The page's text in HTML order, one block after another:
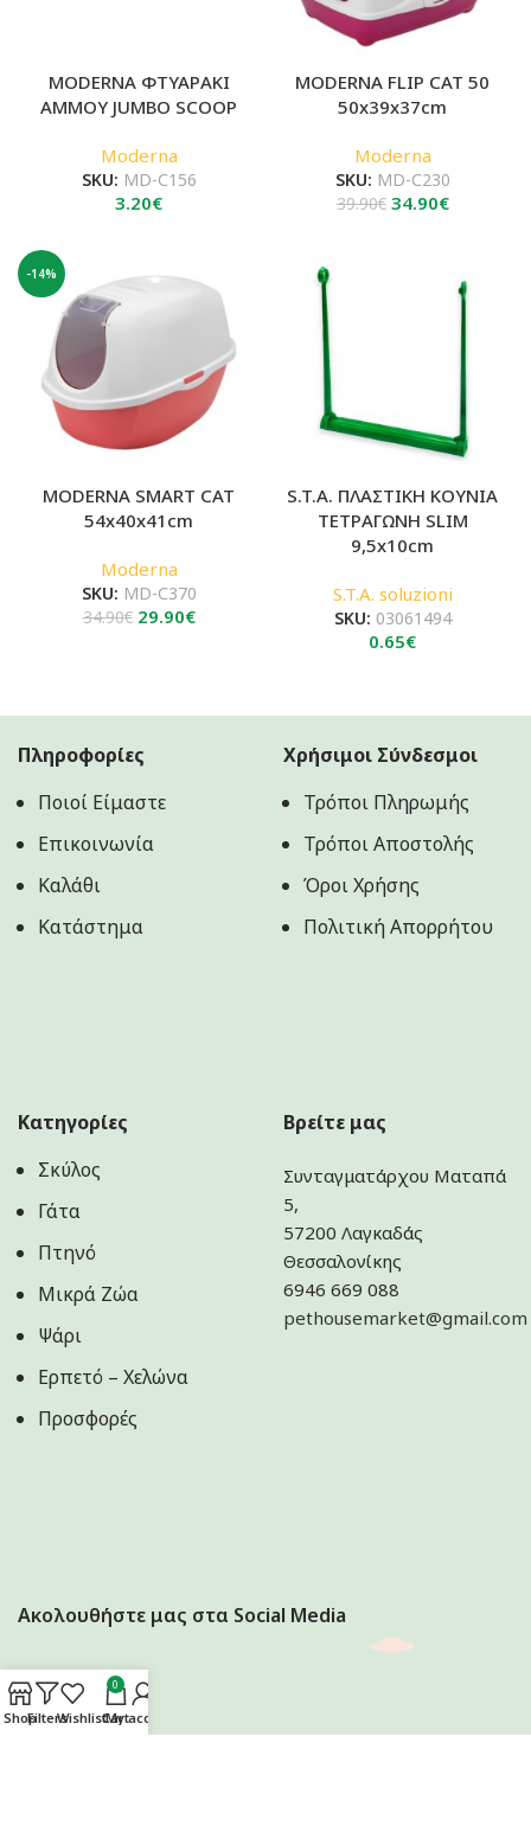
MODERNA ΦΤΥΑΡΑΚΙ
ΑΜΜΟΥ JUMBO SCOOP
Moderna
SKU: MD-C156
3.20€
MODERNA FLIP CAT 50
50x39x37cm
Moderna
SKU: MD-C230
39.90€ Original
34.90€Η
είναι:
34.90€.
-14%
MODERNA SMART CAT
54x40x41cm
Moderna
SKU: MD-C370
34.90€ Original
29.90€Η
29.90€.
S.T.A. ΠΛΑΣΤΙΚΗ ΚΟΥΝΙΑ
ΤΕΤΡΑΓΩΝΗ SLIM
9,5x10cm
S.T.A. soluzioni
SKU: 03061494
0.65€
Πληροφορίες
Ποιοί Είμαστε
Επικοινωνία
Καλάθι
Κατάστημα
Χρήσιμοι Σύνδεσμοι
Τρόποι Πληρωμής
Τρόποι Αποστολής
Όροι Χρήσης
Πολιτική Aπορρήτου
Κατηγορίες
Σκύλος
Γάτα
Πτηνό
Μικρά Ζώα
Ψάρι
Ερπετό – Χελώνα
Προσφορές
Βρείτε μας
Συνταγματάρχου Ματαπά
5,
57200 Λαγκαδάς
Θεσσαλονίκης
6946 669 088
pethousemarket@gmail.com
Ακολουθήστε μας στα Social Media
ShopFiltersWishlist
0
Cart
My account